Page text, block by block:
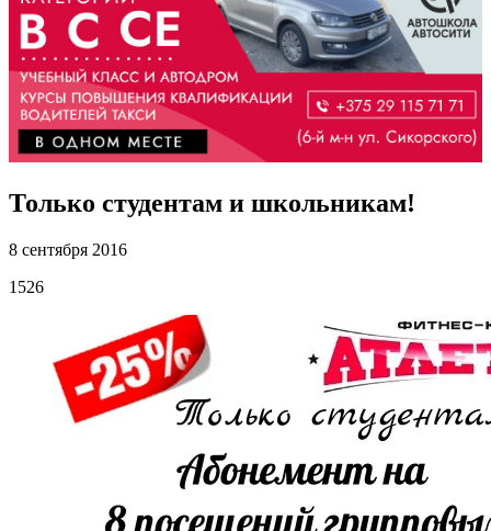
Только студентам и школьникам!
8 сентября 2016
1526